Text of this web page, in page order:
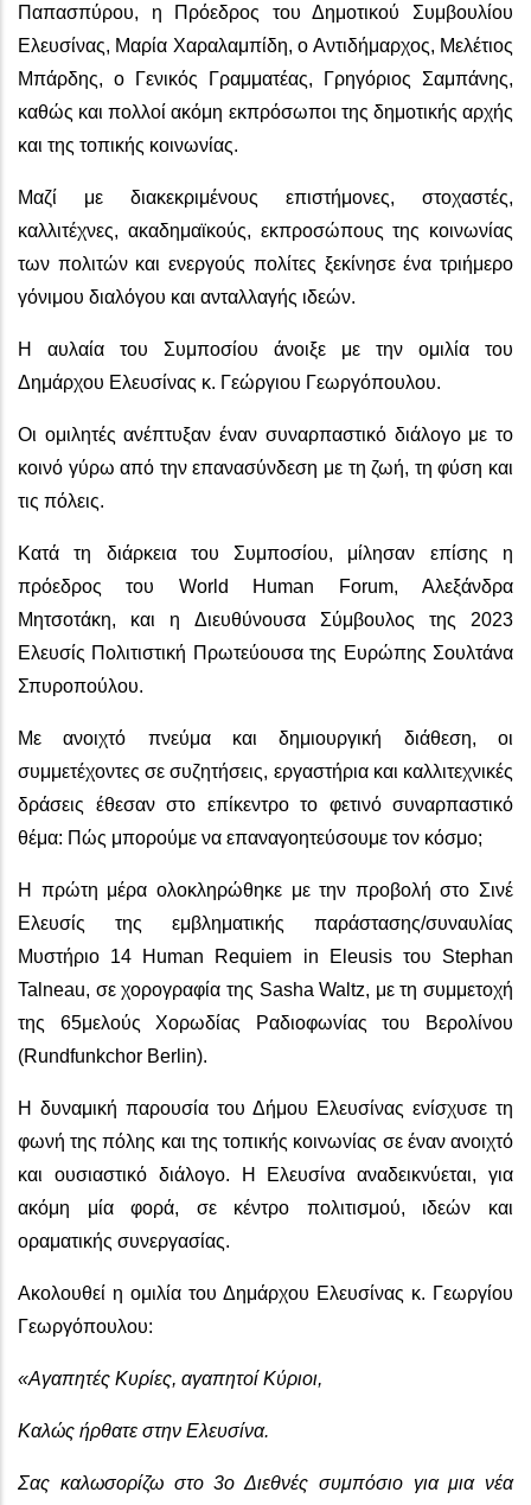
Παπασπύρου, η Πρόεδρος του Δημοτικού Συμβουλίου
Ελευσίνας, Μαρία Χαραλαμπίδη, ο Αντιδήμαρχος, Μελέτιος
Μπάρδης, ο Γενικός Γραμματέας, Γρηγόριος Σαμπάνης,
καθώς και πολλοί ακόμη εκπρόσωποι της δημοτικής αρχής
και της τοπικής κοινωνίας.
Μαζί με διακεκριμένους επιστήμονες, στοχαστές,
καλλιτέχνες, ακαδημαϊκούς, εκπροσώπους της κοινωνίας
των πολιτών και ενεργούς πολίτες ξεκίνησε ένα τριήμερο
γόνιμου διαλόγου και ανταλλαγής ιδεών.
Η αυλαία του Συμποσίου άνοιξε με την ομιλία του
Δημάρχου Ελευσίνας κ. Γεώργιου Γεωργόπουλου.
Οι ομιλητές ανέπτυξαν έναν συναρπαστικό διάλογο με το
κοινό γύρω από την επανασύνδεση με τη ζωή, τη φύση και
τις πόλεις.
Κατά τη διάρκεια του Συμποσίου, μίλησαν επίσης η
πρόεδρος του World Human Forum, Αλεξάνδρα
Μητσοτάκη, και η Διευθύνουσα Σύμβουλος της 2023
Ελευσίς Πολιτιστική Πρωτεύουσα της Ευρώπης Σουλτάνα
Σπυροπούλου.
Με ανοιχτό πνεύμα και δημιουργική διάθεση, οι
συμμετέχοντες σε συζητήσεις, εργαστήρια και καλλιτεχνικές
δράσεις έθεσαν στο επίκεντρο το φετινό συναρπαστικό
θέμα: Πώς μπορούμε να επαναγοητεύσουμε τον κόσμο;
Η πρώτη μέρα ολοκληρώθηκε με την προβολή στο Σινέ
Ελευσίς της εμβληματικής παράστασης/συναυλίας
Μυστήριο 14 Human Requiem in Eleusis του Stephan
Talneau, σε χορογραφία της Sasha Waltz, με τη συμμετοχή
της 65μελούς Χορωδίας Ραδιοφωνίας του Βερολίνου
(Rundfunkchor Berlin).
Η δυναμική παρουσία του Δήμου Ελευσίνας ενίσχυσε τη
φωνή της πόλης και της τοπικής κοινωνίας σε έναν ανοιχτό
και ουσιαστικό διάλογο. Η Ελευσίνα αναδεικνύεται, για
ακόμη μία φορά, σε κέντρο πολιτισμού, ιδεών και
οραματικής συνεργασίας.
Ακολουθεί η ομιλία του Δημάρχου Ελευσίνας κ. Γεωργίου
Γεωργόπουλου:
«Αγαπητές Κυρίες, αγαπητοί Κύριοι,
Καλώς ήρθατε στην Ελευσίνα.
Σας καλωσορίζω στο 3ο Διεθνές συμπόσιο για μια νέα